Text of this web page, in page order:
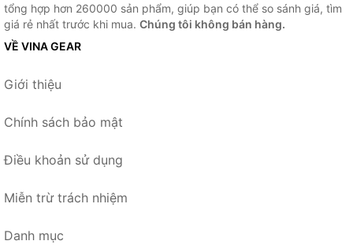
tổng hợp hơn 260000 sản phẩm, giúp bạn có thể so sánh giá, tìm
giá rẻ nhất trước khi mua. Chúng tôi không bán hàng.
VỀ VINA GEAR
Giới thiệu
Chính sách bảo mật
Điều khoản sử dụng
Miễn trừ trách nhiệm
Danh mục